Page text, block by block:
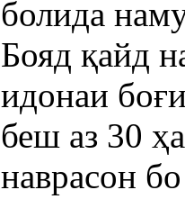
болида
Бояд қайд
идонаи
беш аз 30
наврасон